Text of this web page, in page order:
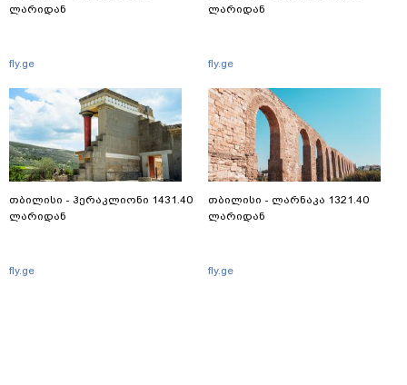
ლარიდან
fly.ge
თბილისი - ჰერაკლიონი 1431.40
ლარიდან
fly.ge
ლარიდან
fly.ge
თბილისი - ლარნაკა 1321.40
ლარიდან
fly.ge